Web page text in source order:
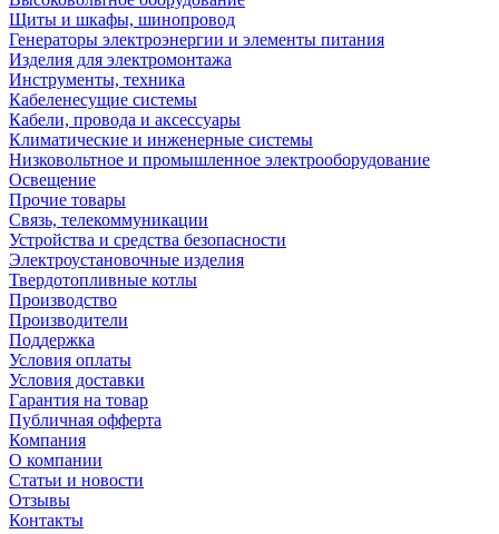
Щиты и шкафы, шинопровод
Генераторы электроэнергии и элементы питания
Изделия для электромонтажа
Инструменты, техника
Кабеленесущие системы
Кабели, провода и аксессуары
Климатические и инженерные системы
Низковольтное и промышленное электрооборудование
Освещение
Прочие товары
Связь, телекоммуникации
Устройства и средства безопасности
Электроустановочные изделия
Твердотопливные котлы
Производство
Производители
Поддержка
Условия оплаты
Условия доставки
Гарантия на товар
Публичная офферта
Компания
О компании
Статьи и новости
Отзывы
Контакты